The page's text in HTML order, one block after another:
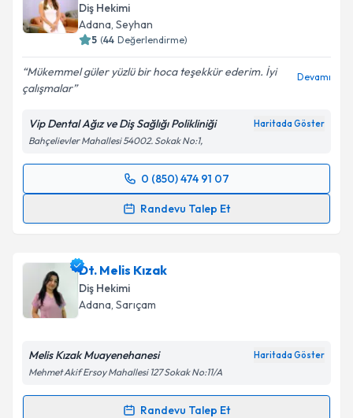
Diş Hekimi
Adana, Seyhan
5 (44 Değerlendirme)
Mükemmel güler yüzlü bir hoca teşekkür ederim. İyi
çalışmalar
Devamı
Vip Dental Ağız ve Diş Sağlığı Polikliniği Haritada Göster
Bahçelievler Mahallesi 54002. Sokak No:1,
0 (850) 474 91 07
Randevu Talep Et
Randevu Takvimi Talebi
takvim hazırlandığında e-posta ile bilgilendireceğiz.
E-posta Adresiniz
Kişisel verilerimin işlenmesine ilişkin
Metni'ni okudum ve kişisel verilerimin belirtilen
kapsamda işlenmesini kabul ediyorum.
Dt. Melis Kızak
Diş Hekimi
Adana, Sarıçam
Melis Kızak Muayenehanesi Haritada Göster
Mehmet Akif Ersoy Mahallesi 127 Sokak No:11/A
Randevu Talep Et